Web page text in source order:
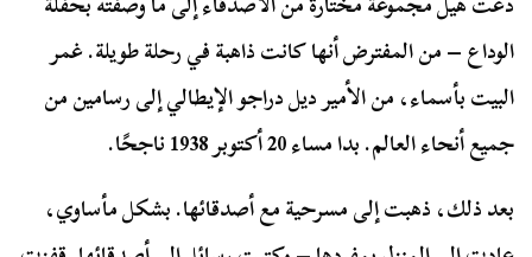
الوداع – من المفترض أنها كانت ذاهبة في رحلة طويلة. غمر
البيت بأسماء، من الأمير ديل دراجو الإيطالي إلى رسامين من
جميع أنحاء العالم. بدا مساء 20 أكتوبر 1938 ناجحًا.
بعد ذلك، ذهبت إلى مسرحية مع أصدقائها. بشكل مأساوي،